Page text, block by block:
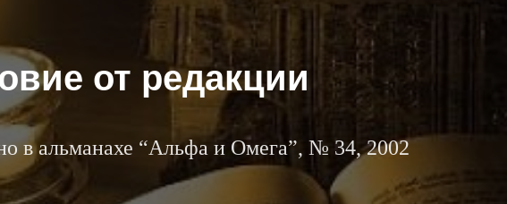
от редакции
в альманахе “Альфа и Омега”, № 34, 2002